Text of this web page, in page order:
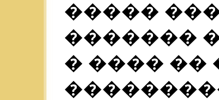
�����
������� �
� ���� ��